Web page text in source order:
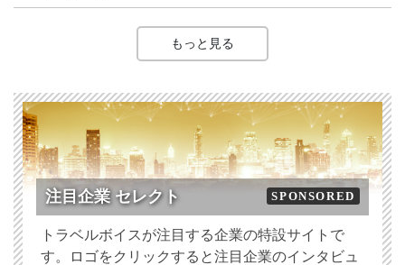
もっと見る
注目企業 セレクト SPONSORED
トラベルボイスが注目する企業の特設サイトで
す。ロゴをクリックすると注目企業のインタビュ